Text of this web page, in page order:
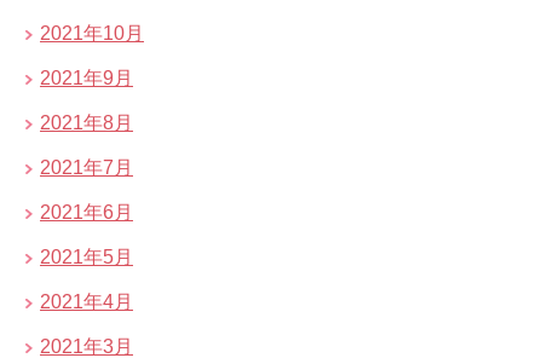
2021年10月
2021年9月
2021年8月
2021年7月
2021年6月
2021年5月
2021年4月
2021年3月